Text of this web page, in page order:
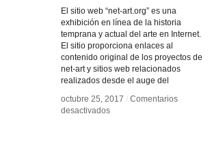
El sitio web “net-art.org” es una
exhibición en línea de la historia
temprana y actual del arte en Internet.
El sitio proporciona enlaces al
contenido original de los proyectos de
net-art y sitios web relacionados
realizados desde el auge del
octubre 25, 2017 / Comentarios
desactivadosen
octubre 25, 2017 / Comentarios
desactivadosen